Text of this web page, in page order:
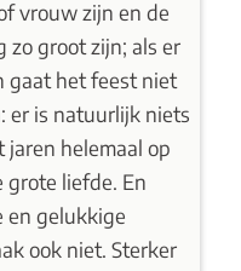
vrouw zijn en de
zo groot zijn; als er
gaat het feest niet
er is natuurlijk niets
jaren helemaal op
grote liefde. En
en gelukkige
ook niet. Sterker